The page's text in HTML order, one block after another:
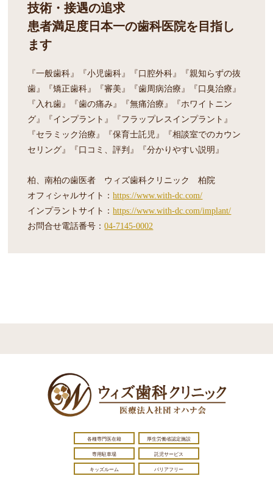
技術・接遇の追求
患者満足度日本一の歯科医院を目指し
ます
『一般歯科』『小児歯科』『口腔外科』『親知らずの抜
歯』『矯正歯科』『審美』『歯周病治療』『口臭治療』
『入れ歯』『歯の痛み』『無痛治療』『ホワイトニン
グ』『インプラント』『フラップレスインプラント』
『セラミック治療』『保育士託児』『相談室でのカウン
セリング』『口コミ、評判』『分かりやすい説明』
柏、南柏の歯医者 ウィズ歯科クリニック 柏院
オフィシャルサイト：https://www.with-dc.com/
インプラントサイト：https://www.with-dc.com/implant/
お問合せ電話番号：04-7145-0002
各種専門医在籍 厚生労働省認定施設
専用駐車場 託児サービス
キッズルーム バリアフリー